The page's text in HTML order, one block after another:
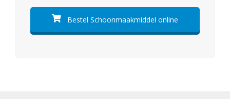
Bestel Schoonmaakmiddel online